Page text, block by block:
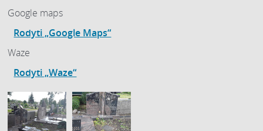
Google maps
Rodyti „Google Maps“
Waze
Rodyti „Waze“